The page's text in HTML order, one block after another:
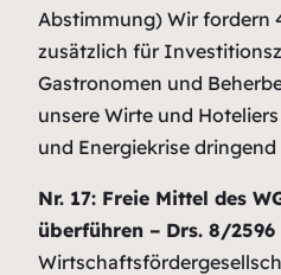
Abstimmung) Wir fordern
zusätzlich für
Gastronomen und
unsere Wirte und
und Energiekrise
Nr. 17: Freie Mittel des
überführen – Drs. 8/2596